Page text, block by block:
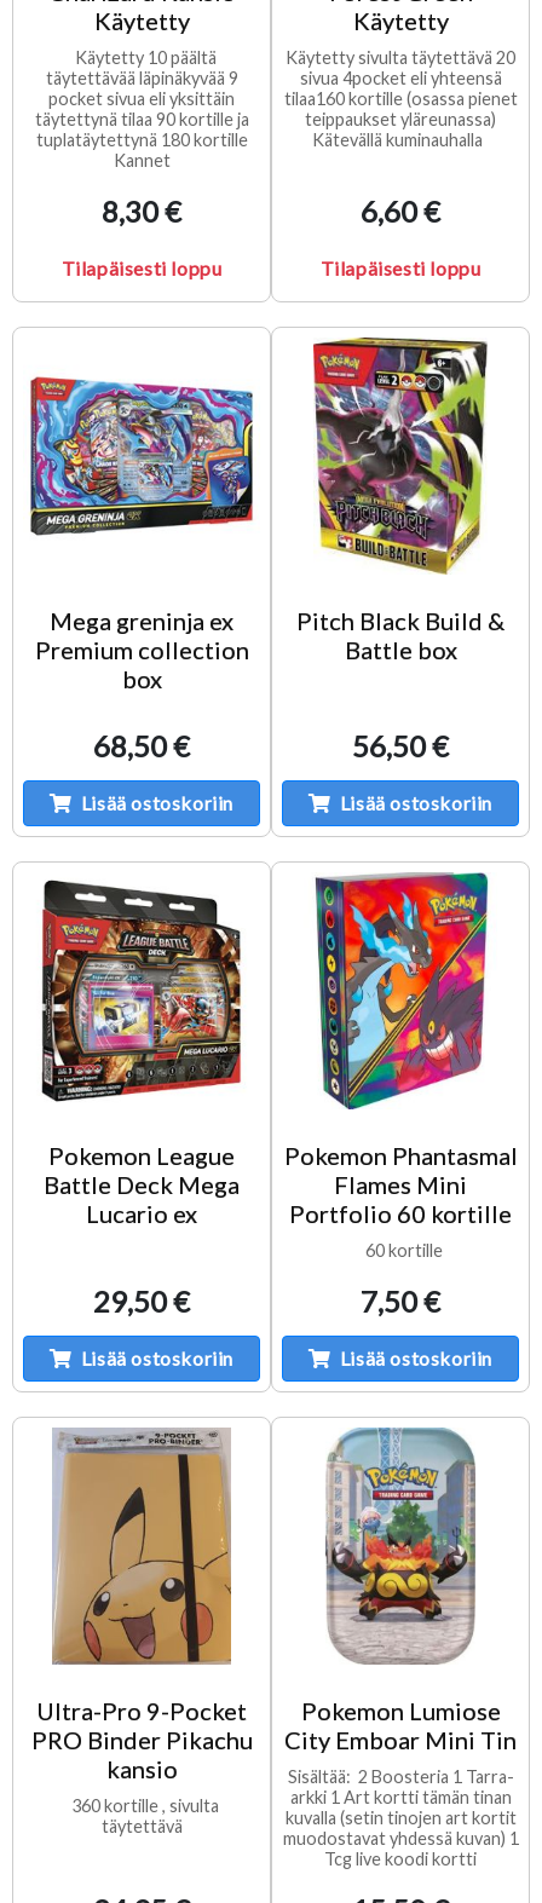
Käytetty
Käytetty 10 päältä
täytettävää läpinäkyvää 9
pocket sivua eli yksittäin
täytettynä tilaa 90 kortille ja
tuplatäytettynä 180 kortille
Kannet
8,30 €
Tilapäisesti loppu
Käytetty
Käytetty sivulta täytettävä 20
sivua 4pocket eli yhteensä
tilaa160 kortille (osassa pienet
teippaukset yläreunassa)
Kätevällä kuminauhalla
6,60 €
Tilapäisesti loppu
Mega greninja ex
Premium collection
box
68,50 €
Lisää ostoskoriin
Pitch Black Build &
Battle box
56,50 €
Lisää ostoskoriin
Pokemon League
Battle Deck Mega
Lucario ex
29,50 €
Lisää ostoskoriin
Pokemon Phantasmal
Flames Mini
Portfolio 60 kortille
60 kortille
7,50 €
Lisää ostoskoriin
Ultra-Pro 9-Pocket
PRO Binder Pikachu
kansio
360 kortille , sivulta
täytettävä
Pokemon Lumiose
City Emboar Mini Tin
Sisältää: 2 Boosteria 1 Tarra-
arkki 1 Art kortti tämän tinan
kuvalla (setin tinojen art kortit
muodostavat yhdessä kuvan) 1
Tcg live koodi kortti